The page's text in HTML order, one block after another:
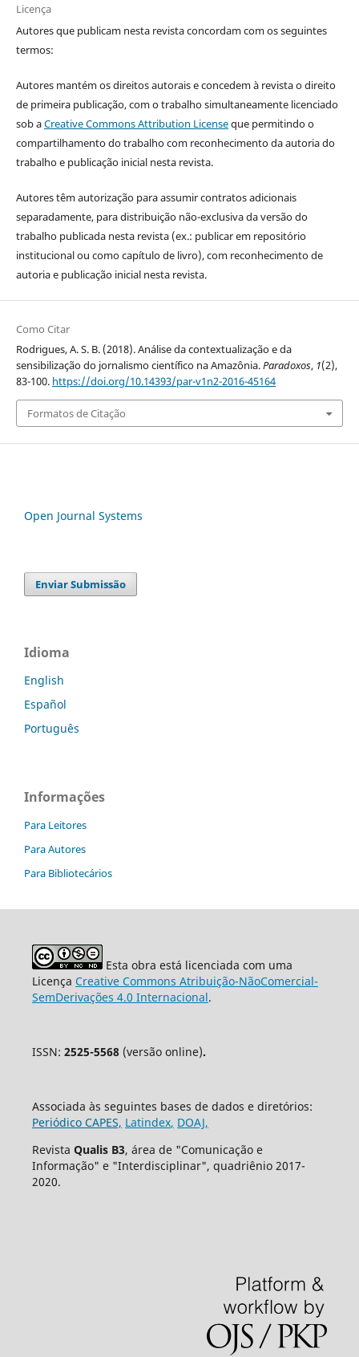
Licença
Autores que publicam nesta revista concordam com os seguintes
termos:
Autores mantém os direitos autorais e concedem à revista o direito
de primeira publicação, com o trabalho simultaneamente licenciado
sob aCreative Commons Attribution Licenseque permitindo o
compartilhamento do trabalho com reconhecimento da autoria do
trabalho e publicação inicial nesta revista.
Autores têm autorização para assumir contratos adicionais
separadamente, para distribuição não-exclusiva da versão do
trabalho publicada nesta revista (ex.: publicar em repositório
institucional ou como capítulo de livro), com reconhecimento de
autoria e publicação inicial nesta revista.
Como Citar
Rodrigues, A. S. B. (2018). Análise da contextualização e da
sensibilização do jornalismo científico na Amazônia.Paradoxos, 1(2),
83-100. https://doi.org/10.14393/par-v1n2-2016-45164
Formatos de Citação
Open Journal Systems
Enviar Submissão
Idioma
English
Español
Português
Informações
Para Leitores
Para Autores
Para Bibliotecários
Esta obra está licenciada com uma
Licença Creative Commons Atribuição-NãoComercial-
SemDerivações 4.0 Internacional.
ISSN: 2525-5568(versão online).
Associada às seguintes bases de dados e diretórios:
Periódico CAPES, Latindex, DOAJ,
Revista Qualis B3, área de "Comunicação e
Informação" e "Interdisciplinar", quadriênio 2017-
2020.